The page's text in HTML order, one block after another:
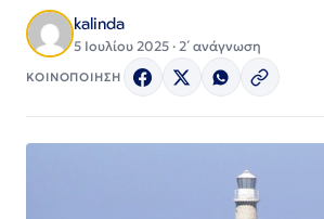
kalinda
5 Ιουλίου 2025 · 2΄ ανάγνωση
ΚΟΙΝΟΠΟΙΗΣΗ